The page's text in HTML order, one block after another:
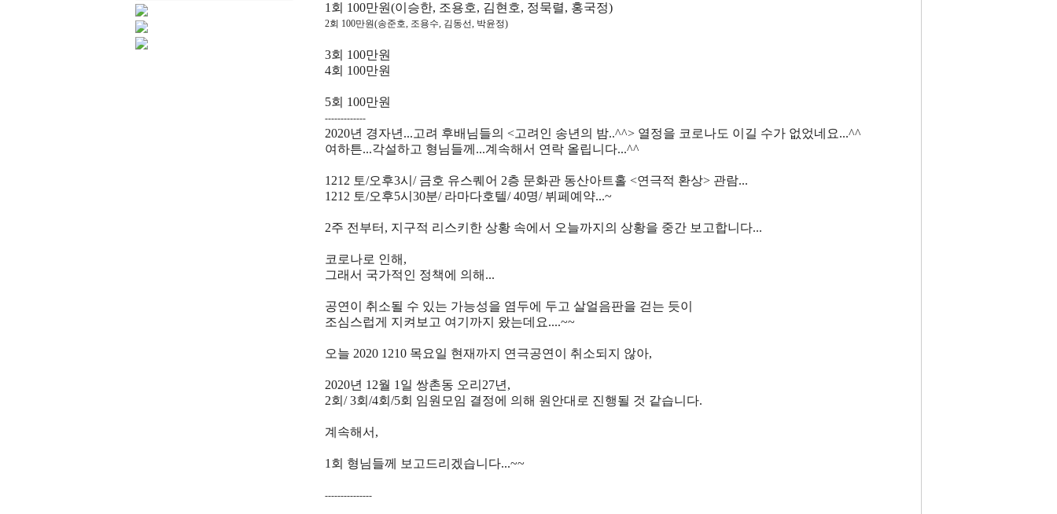
1회 100만원(이승한, 조용호, 김현호, 정묵렬, 홍국정)
2회 100만원(송준호, 조용수, 김동선, 박윤정)
3회 100만원
4회 100만원
5회 100만원
-------------
2020년 경자년...고려 후배님들의 <고려인 송년의 밤..^^> 열정을 코로나도 이길 수가 없었네요...^^
여하튼...각설하고 형님들께...계속해서 연락 올립니다...^^
1212 토/오후3시/ 금호 유스퀘어 2층 문화관 동산아트홀 <연극적 환상> 관람...
1212 토/오후5시30분/ 라마다호텔/ 40명/ 뷔페예약...~
2주 전부터, 지구적 리스키한 상황 속에서 오늘까지의 상황을 중간 보고합니다...
코로나로 인해,
그래서 국가적인 정책에 의해...
공연이 취소될 수 있는 가능성을 염두에 두고 살얼음판을 걷는 듯이
조심스럽게 지켜보고 여기까지 왔는데요....~~
오늘 2020 1210 목요일 현재까지 연극공연이 취소되지 않아,
2020년 12월 1일 쌍촌동 오리27년,
2회/ 3회/4회/5회 임원모임 결정에 의해 원안대로 진행될 것 같습니다.
계속해서,
1회 형님들께 보고드리겠습니다...~~
---------------